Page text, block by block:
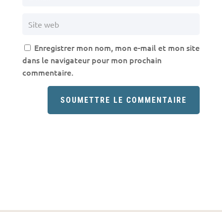
Enregistrer mon nom, mon e-mail et mon site
dans le navigateur pour mon prochain
commentaire.
SOUMETTRE LE COMMENTAIRE